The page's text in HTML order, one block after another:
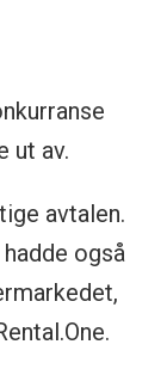
ut av.
avtalen.
også